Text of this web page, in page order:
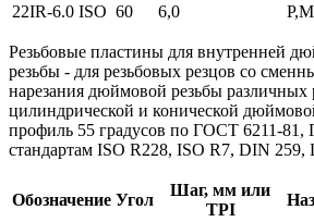
22IR-6.0 ISO 60 6,0 P,M
Резьбовые пластины для внутренней
резьбы - для резьбовых резцов со
нарезания дюймовой резьбы различных
цилиндрической и конической
профиль 55 градусов по ГОСТ 6211-
стандартам ISO R228, ISO R7, DIN 259,
Обозначение Угол
Шаг, мм или
TPI